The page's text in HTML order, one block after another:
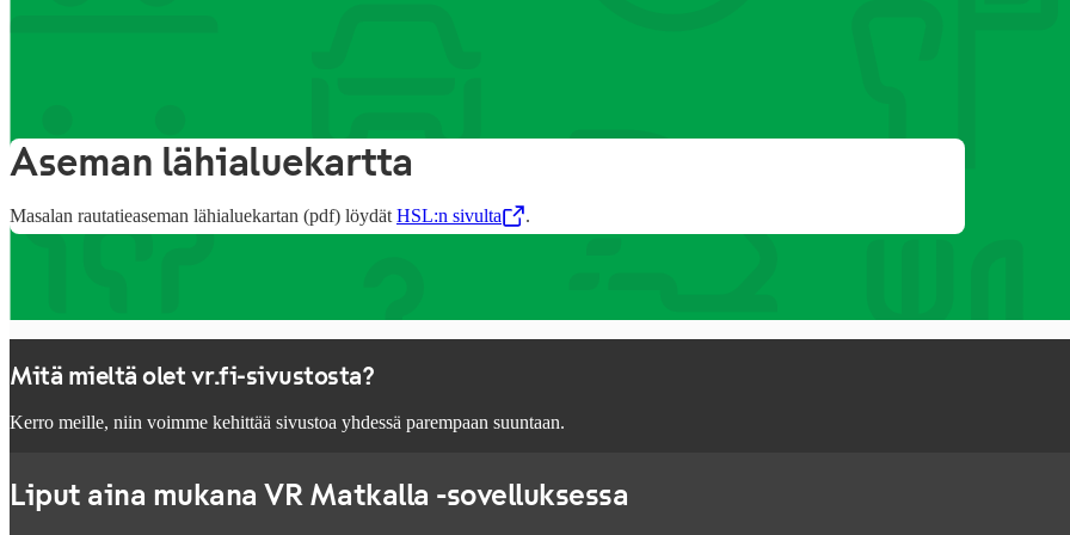
Aseman lähialuekartta
Masalan rautatieaseman lähialuekartan (pdf) löydätHSL:n sivulta
,Avataan uudessa välilehdessä
.
Mitä mieltä olet vr.fi-sivustosta?
Kerro meille, niin voimme kehittää sivustoa yhdessä parempaan suuntaan.
Liput aina mukana VR Matkalla -sovelluksessa